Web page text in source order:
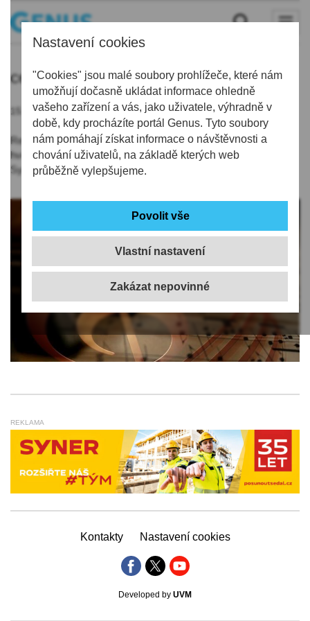
Nastavení cookies
"Cookies" jsou malé soubory prohlížeče, které nám
umožňují dočasně ukládat informace ohledně
vašeho zařízení a vás, jako uživatele, výhradně v
době, kdy procházíte portál Genus. Tyto soubory
nám pomáhají získat informace o návštěvnosti a
chování uživatelů, na základě kterých web
průběžně vylepšujeme.
Vlastní nastavení
cello
15.09.2020 | 19:21
Renomovaná violoncellistka Michaela Fukačová bude příští rok
hvězdou 20. ročníku festivalu Lípa Musica. Doprovodí ji
Symfonický orchestr Českého rozhlasu.
REKLAMA
Kontakty Nastavení cookies
Developed by UVM